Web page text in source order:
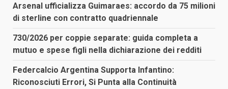
Arsenal ufficializza Guimaraes: accordo da 75 milioni
di sterline con contratto quadriennale
730/2026 per coppie separate: guida completa a
mutuo e spese figli nella dichiarazione dei redditi
Federcalcio Argentina Supporta Infantino:
Riconosciuti Errori, Si Punta alla Continuità